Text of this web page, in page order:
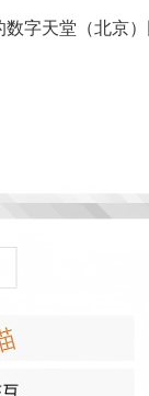
字天堂（北京